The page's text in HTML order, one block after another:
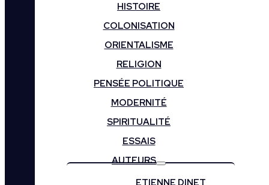
HISTOIRE
COLONISATION
ORIENTALISME
RELIGION
PENSÉE POLITIQUE
MODERNITÉ
SPIRITUALITÉ
ESSAIS
AUTEURS
ETIENNE DINET